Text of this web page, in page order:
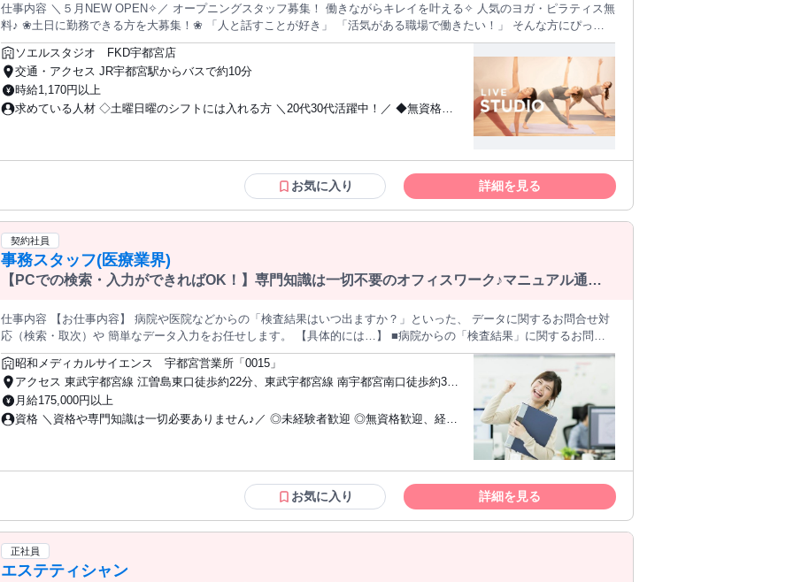
仕事内容 ＼５月NEW OPEN✧／ オープニングスタッフ募集！ 働きながらキレイを叶える✧ 人気のヨガ・ピラティス無
料♪ ❀土日に勤務できる方を大募集！❀ 「人と話すことが好き」 「活気がある職場で働きたい！」 そんな方にぴった
りのお仕事です◎ 【✧ ここがPOINT✧ 】 ・┈┈┈┈┈┈┈┈┈┈┈┈┈┈・ ☆：オープニングスタッフ ☆：未経験
OK！専門的な知識は不要 ☆：学生・フリーター活躍中 ☆：週1日・4時間～OK ☆：土日に入れる方大歓迎 ☆：副業／
WワークOK ☆：社員登用制度あり ☆：レッスンの受講無料 ☆：安定企業が運営で長く働ける ＼オシャレも自由♪／
ネイルOK・ピアスOK・髪色自由◎ 自分らしいスタイルで働けます✧ ・┈┈┈┈┈┈┈┈┈┈┈┈┈┈・ 【✧ 仕事内
容✧ 】 ■ レッスンサポート マシンの使い方のご説明や、 お客様のサポートを行います。 ■ レッスン準備・片付け マ
┈┈┈┈┈┈┈┈┈┈┈ 雰囲気：にぎやかな職場！ スタッフ：女性中心 年齢層：大学生・20代多め 美容好きが集ま
らっしゃいます！ 女性専用スタジオなので お客様も全て女性です✧ 積極的にお声掛けをし、 “キレイ”を一緒に共有で
きる やりがいのあるお仕事です！ アピールポイント： ＼“話すのが好き”が活かせる✧／ 受付やご案内など、 お客様と
フト柔軟で働きやすい！／ 週1日・4時間〜OK！ 予定に合わせて無理なく働けます◎ 「仕事もプライベートも楽しみ
たい」 そんな方にもおすすめです✧ ＼働きながら自分磨き♪／ ・スタジオレッスン無料 ・よもぎ蒸し利用OK ・ネイル
／髪色／ピアス自由 美容や健康に興味がある方には 嬉しい環境がそろっています◎
ソエルスタジオ FKD宇都宮店
交通・アクセス JR宇都宮駅からバスで約10分
時給1,170円以上
求めている人材 ◇土曜日曜のシフトには入れる方 ＼20代30代活躍中！／ ◆無資格OK
がいい方 ・キレイも仕事も両立したい方 ・美容や運動が好きな方 ・長期で働きたい
方 ・接客経験を活かして新しい事に挑戦したい方 ・スポーツ・看護・教育系の学生さ
ん ・ヨガやピラティスに通われた経験がある方 ・クラシックバレエや器械体操などの
ご経験がある方 ・インストラクターを目指している方 ・資格やカラダの知識を活かし
たい方 社員を目指したい方も大歓迎！ 性別の条件と理由：女性歓迎（ポジティブアク
ション）
お気に入り 詳細を見る
契約社員
事務スタッフ(医療業界)
【PCでの検索・入力ができればOK！】専門知識は一切不要のオフィスワーク♪マニュアル通り
してスタートできます◎
仕事内容 【お仕事内容】 病院や医院などからの「検査結果はいつ出ますか？」といった、 データに関するお問合せ対
応（検索・取次）や 簡単なデータ入力をお任せします。 【具体的には…】 ■病院からの「検査結果」に関するお問合
せ電話を受ける ■パソコンの専用システムで、該当の検査データを「検索・確認」する ■分かった内容をお伝えする
か、専門スタッフや営業へ電話を取次ぐ ■その他、付随する簡単なデータ入力業務 ＼ 未経験でも安心のポイント！ ／
まずは「検査の種類を覚えること」からスタート！ 専門知識が必要な難しい質問は、専門スタッフや営業にバトンタッ
チしてOKなので、 あなたが無理に答える必要は一切ありません。 早さよりも「丁寧な対応」ができれば、 医療業界の
知識がない方でもすぐに慣れていただけるお仕事です。 「人の役に立ちたい」「仕事にやりがいを持ちたい」など そ
るかもしれませんが、 難しい専門知識を問われることは一切ないので心配ありません！ ブランクはあるけど、社会復
帰するならやっぱり事務のお仕事したい方や、 今まで事務のお仕事はやったことがないけど、オフィスワークに挑戦し
たいと思っている方など、 あなたのチャレンジを応援します！ 【昭和メディカルサイエンス とは？】 創業70年以上｡
全国に17営業所を展開する当社。 私たちは病院や健康診断を行う施設から血液などの検体を預かり、分析・検査をする
会社です。 現在では臨床検査だけでなく、健診事業、調剤薬局経営にも進出しています。 地域医療の一翼を担う企業
昭和メディカルサイエンス 宇都宮営業所「0015」
アクセス 東武宇都宮線 江曽島東口徒歩約22分、東武宇都宮線 南宇都宮南口徒歩約34
分、東武宇都宮線 西川田東口徒歩約42分
月給175,000円以上
資格 ＼資格や専門知識は一切必要ありません♪／ ◎未経験者歓迎 ◎無資格歓迎、経験
から始めたい方 ・スキルアップを目指している方 ・これまで培ってきたスキルを長く
活かして働きたい方 ・無理なくコツコツ取り組める仕事がしたい方 ・やりがいのある
お仕事がしたい方 ・仕事とプライベートのバランスも大事にしたい方 ・第二新卒者､
ブランクがある方 ・安定した環境で長く働きたい方
お気に入り 詳細を見る
正社員
エステティシャン